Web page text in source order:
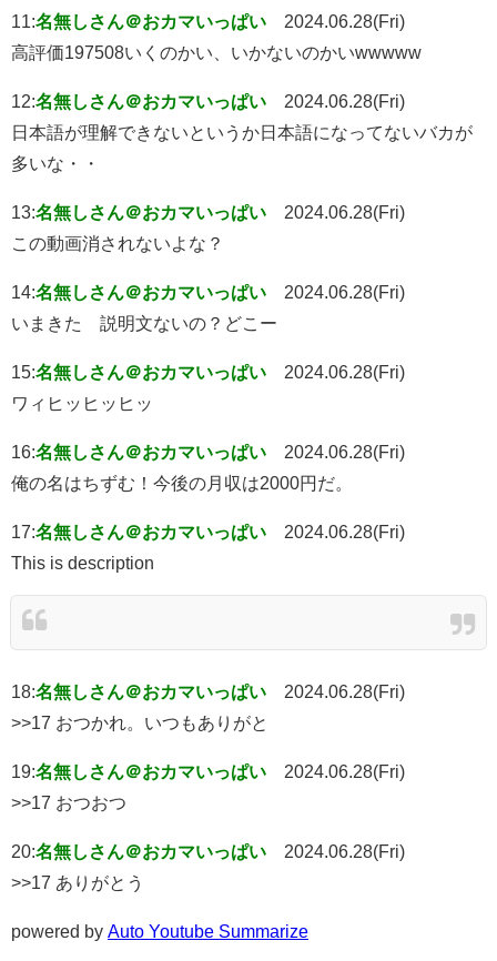
11:名無しさん＠おカマいっぱい
2024.06.28(Fri)
高評価197508いくのかい、いかないのかいwwwww
12:名無しさん＠おカマいっぱい
2024.06.28(Fri)
日本語が理解できないというか日本語になってないバカが
多いな・・
13:名無しさん＠おカマいっぱい
2024.06.28(Fri)
この動画消されないよな？
14:名無しさん＠おカマいっぱい
2024.06.28(Fri)
いまきた 説明文ないの？どこー
15:名無しさん＠おカマいっぱい
2024.06.28(Fri)
ワィヒッヒッヒッ
16:名無しさん＠おカマいっぱい
2024.06.28(Fri)
俺の名はちずむ！今後の月収は2000円だ。
17:名無しさん＠おカマいっぱい
2024.06.28(Fri)
This is description
18:名無しさん＠おカマいっぱい
2024.06.28(Fri)
>>17 おつかれ。いつもありがと
19:名無しさん＠おカマいっぱい
2024.06.28(Fri)
>>17 おつおつ
20:名無しさん＠おカマいっぱい
2024.06.28(Fri)
>>17 ありがとう
powered by Auto Youtube Summarize